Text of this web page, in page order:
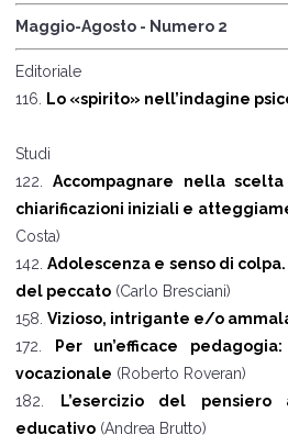
Maggio-Agosto - Numero 2
Editoriale
116.
Lo «spirito» nell’indagine
Studi
122.Accompagnare nella
chiarificazioni iniziali e
Costa)
142.Adolescenza e senso di
del peccato (Carlo Bresciani)
158. Vizioso, intrigante e/o
172.
Per un’efficace
vocazionale (Roberto Roveran)
182.
L’esercizio del
educativo (Andrea Brutto)